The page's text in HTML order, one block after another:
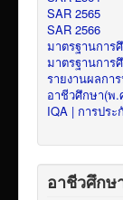
SAR 2565
SAR 2566
มาตรฐานการ
มาตรฐานการ
รายงานผลก
อาชีวศึกษา(
IQA | การปร
อาชีวศึกษ